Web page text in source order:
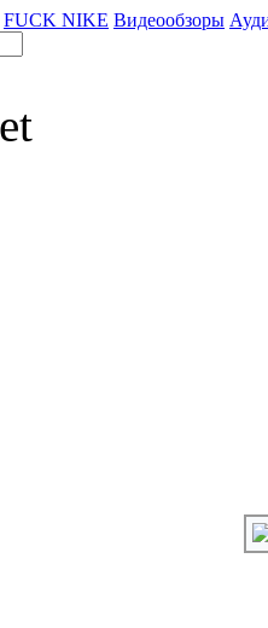
FUCK NIKE Видеообзоры